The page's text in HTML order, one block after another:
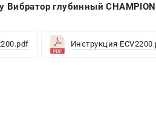
- выходной
59-12-69
Вибратор глубинный CHAMPION
Инструкция